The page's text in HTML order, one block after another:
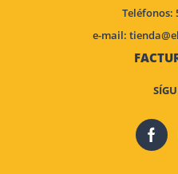
Teléfonos:
e-mail: